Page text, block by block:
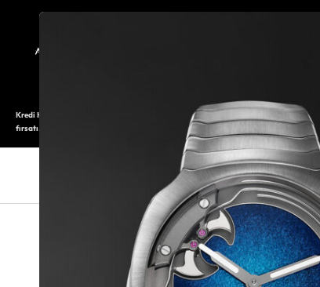
Kredi Kartı ile 12 aya varan taksitli alışveriş imkanı. Üstelik ilk 6 taksite %0 komisyon
fırsatı.
SAAT AKSESUARLARI